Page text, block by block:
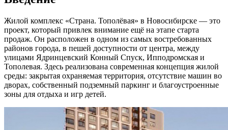
Жилой комплекс «Страна. Тополёвая» в Новосибирске — это
проект, который привлек внимание ещё на этапе старта
продаж. Он расположен в одном из самых востребованных
районов города, в пешей доступности от центра, между
улицами Ядринцевский Конный Спуск, Ипподромская и
Тополевая. Здесь реализована современная концепция жилой
среды: закрытая охраняемая территория, отсутствие машин во
дворах, собственный подземный паркинг и благоустроенные
зоны для отдыха и игр детей.